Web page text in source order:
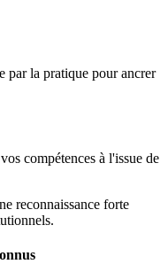
par la pratique pour ancrer
compétences à l'issue de
reconnaissance forte